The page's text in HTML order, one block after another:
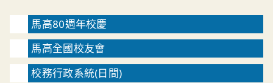
馬高80週年校慶
馬高全國校友會
校務行政系統(日間)